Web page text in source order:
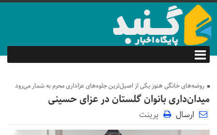
روضه‌های خانگی هنوز یکی از اصیل‌ترین جلوه‌های عزاداری محرم به شمار می‌رود
میدان‌داری بانوان گلستان در عزای حسینی
ارسال پرینت